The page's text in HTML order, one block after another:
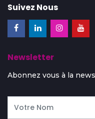
Suivez Nous
Newsletter
Abonnez vous à la